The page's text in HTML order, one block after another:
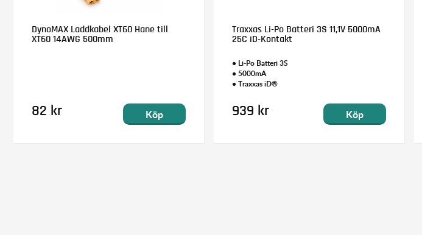
DynoMAX Laddkabel XT60 Hane till
XT60 14AWG 500mm
82 kr Köp
Traxxas Li-Po Batteri 3S 11,1V 5000mA
25C iD-Kontakt
• Li-Po Batteri 3S
• 5000mA
• Traxxas iD®
939 kr Köp